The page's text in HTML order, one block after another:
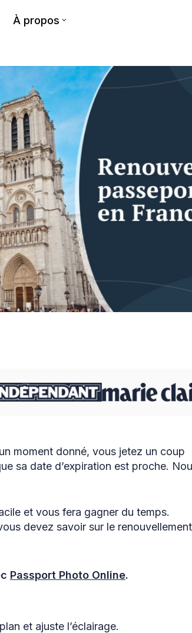
À propos
moment donné, vous jetez un coup
sa date d’expiration est proche.
et vous fera gagner du temps.
devez savoir sur le renouvellement
Passport Photo Online.
et ajuste l’éclairage.